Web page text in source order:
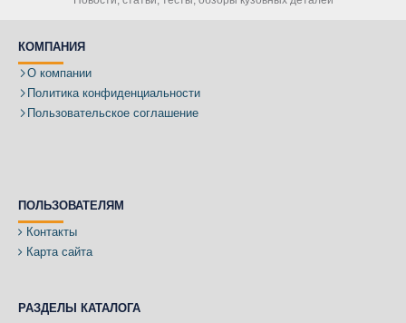
КОМПАНИЯ
О компании
Политика конфиденциальности
Пользовательское соглашение
ПОЛЬЗОВАТЕЛЯМ
Контакты
Карта сайта
РАЗДЕЛЫ КАТАЛОГА